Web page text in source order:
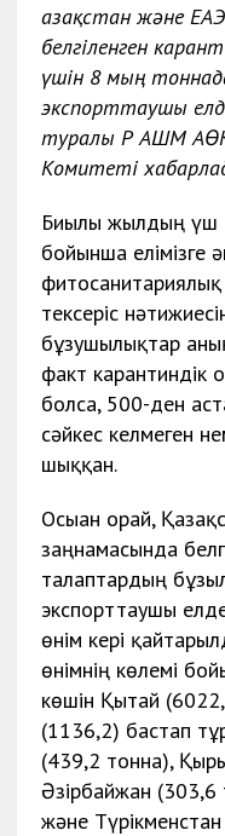
Қазақстан және
белгіленген
үшін 8 мың
экспорттаушы
туралы ҚР АШМ
Комитеті
Биылғы жылдың
бойынша елімізге
фитосанитариялық
тексеріс
бұзушылықтар
факт карантиндік
болса, 500-ден
сәйкес келмеген
шыққан.
Осыған орай,
заңнамасында
талаптардың
экспорттаушы
өнім кері
өнімнің көлемі
көшін Қытай
(1136,2) бастап
(439,2 тонна),
Әзірбайжан
және